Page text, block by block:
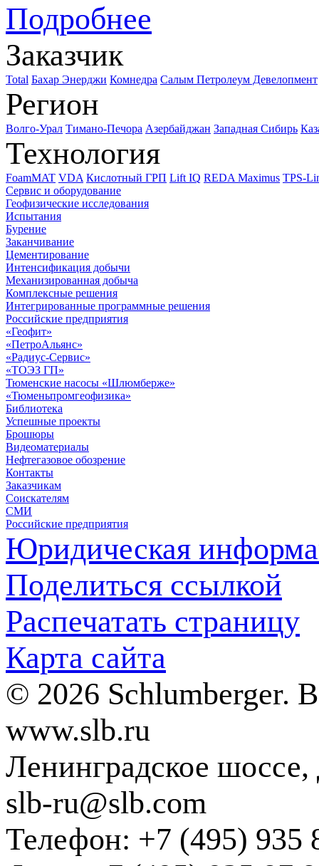
Подробнее
Заказчик
Total Бахар Энерджи Комнедра Салым Петролеум Девелопмент
Регион
Волго-Урал Тимано-Печора Азербайджан Западная Сибирь
Технология
FoamMAT VDA Кислотный ГРП Lift IQ REDA Maximus TPS-
Сервис и оборудование
Геофизические исследования
Испытания
Бурение
Заканчивание
Цементирование
Интенсификация добычи
Механизированная добыча
Комплексные решения
Интегрированные программные решения
Российские предприятия
«Геофит»
«ПетроАльянс»
«Радиус-Сервис»
«ТОЭЗ ГП»
Тюменские насосы «Шлюмберже»
«Тюменьпромгеофизика»
Библиотека
Успешные проекты
Брошюры
Видеоматериалы
Нефтегазовое обозрение
Контакты
Заказчикам
Соискателям
СМИ
Российские предприятия
Юридическая
Поделиться ссылкой
Распечатать страницу
Карта сайта
© 2026 Schlumberger.
www.slb.ru
Ленинградское
slb-ru@slb.com
Телефон: +7 (495) 935